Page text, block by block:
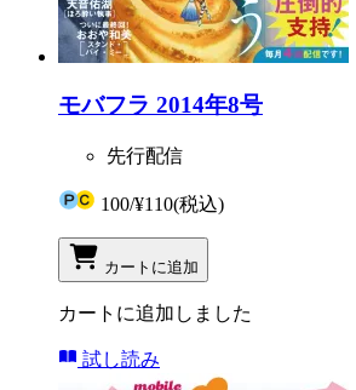
モバフラ 2014年8号
先行配信
100/¥110(税込)
カートに追加
カートに追加しました
試し読み